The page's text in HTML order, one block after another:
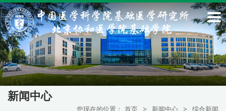
新闻中心
您现在的位置： 首页 > 新闻中心 > 综合新闻